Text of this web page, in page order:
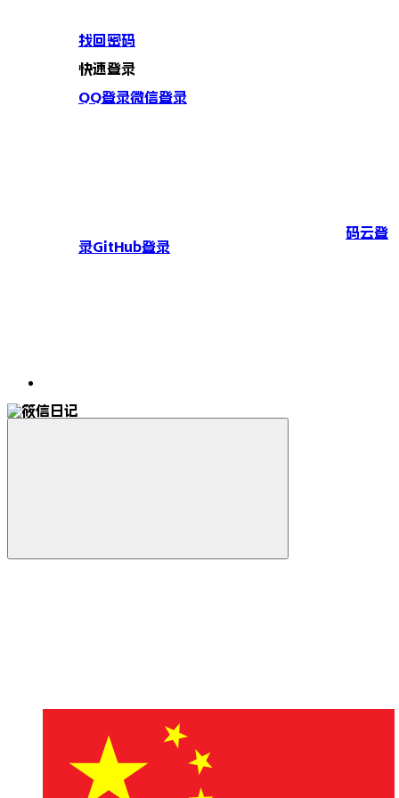
找回密码
快速登录
QQ登录微信登录
码云登
录GitHub登录